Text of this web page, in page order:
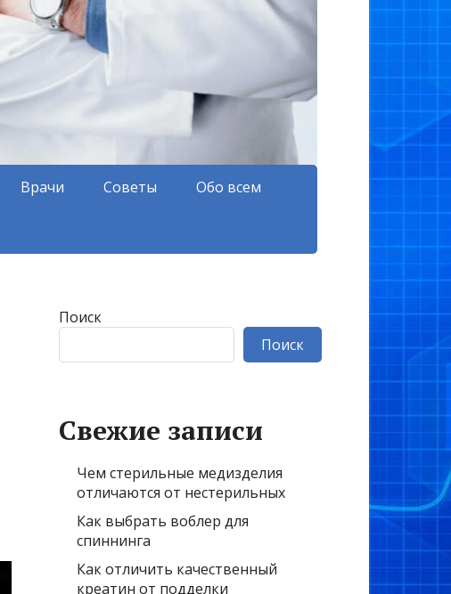
Врачи Советы Обо всем
Поиск
Поиск
Свежие записи
Чем стерильные медизделия
отличаются от нестерильных
Как выбрать воблер для
спиннинга
Как отличить качественный
креатин от подделки